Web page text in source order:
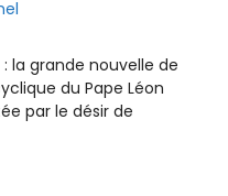
la grande nouvelle de
du Pape Léon
par le désir de